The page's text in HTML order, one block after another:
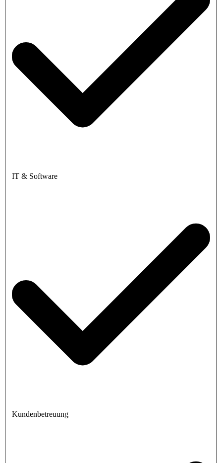
IT & Software
Kundenbetreuung